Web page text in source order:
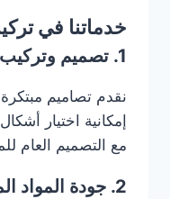
خدماتنا في
1. تصميم وتركيب مخصص
نقدم تصاميم
إمكانية اختيار
مع التصميم العام
2. جودة المواد المستخدمة